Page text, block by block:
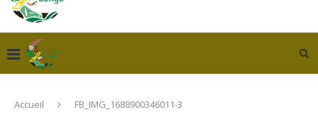
Accueil FB_IMG_1688900346011-3